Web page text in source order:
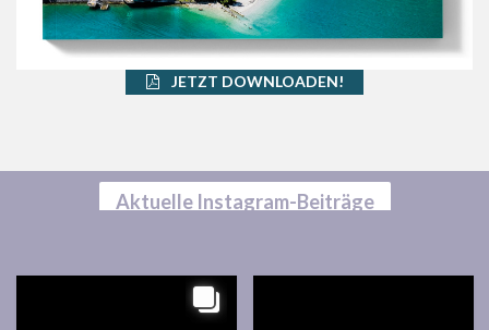
JETZT DOWNLOADEN!
Aktuelle Instagram-Beiträge